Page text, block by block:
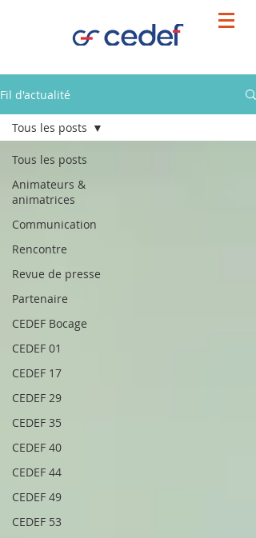
Fil d'actualité
Tous les posts
Animateurs &
animatrices
Communication
Rencontre
Revue de presse
Partenaire
CEDEF Bocage
CEDEF 01
CEDEF 17
CEDEF 29
CEDEF 35
CEDEF 40
CEDEF 44
CEDEF 49
CEDEF 53
Tous les posts